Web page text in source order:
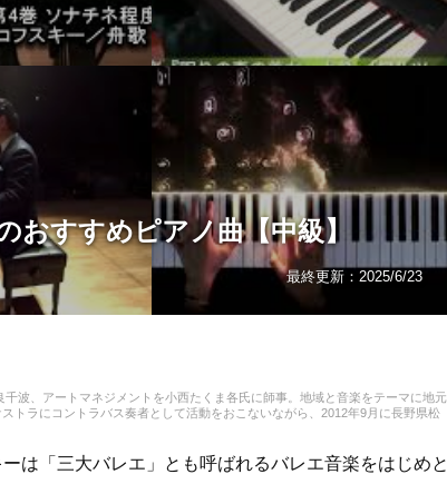
おすすめピアノ曲【中級】
最終更新： 2025/6/23
波、アートマネジメントを小西たくま各氏に師事。地域と音楽をテーマに地元
トラにコントラバス奏者として活動をおこないながら、2012年9月に長野県松
トラ」、「福岡ゲームミュージック吹奏楽団」運営代表、指揮・編曲、広報な
は「三大バレエ」とも呼ばれるバレエ音楽をはじめと